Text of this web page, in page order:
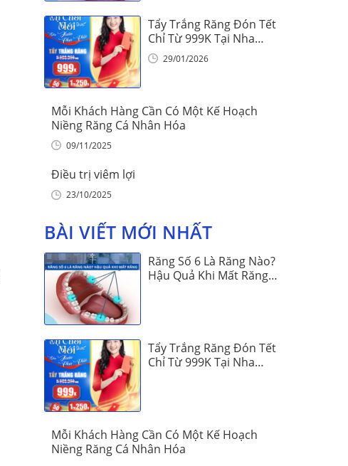
Tẩy Trắng Răng Đón Tết
Chỉ Từ 999K Tại Nha
Khoa Vinalign
29/01/2026
Mỗi Khách Hàng Cần Có Một Kế Hoạch
Niềng Răng Cá Nhân Hóa
09/11/2025
Điều trị viêm lợi
23/10/2025
BÀI VIẾT MỚI NHẤT
Răng Số 6 Là Răng Nào?
Hậu Quả Khi Mất Răng
Tẩy Trắng Răng Đón Tết
Chỉ Từ 999K Tại Nha
Mỗi Khách Hàng Cần Có Một Kế Hoạch
Niềng Răng Cá Nhân Hóa